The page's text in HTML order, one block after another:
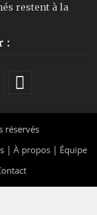
restent à la
:
réservés
| À propos | Équipe